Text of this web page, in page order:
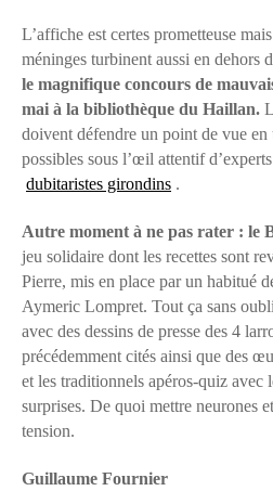
L’affiche est certes prometteuse
méninges turbinent aussi en dehors
le magnifique concours de
mai à la bibliothèque du Haillan.
doivent défendre un point de vue
possibles sous l’œil attentif
dubitaristes girondins .
Autre moment à ne pas rater : le
jeu solidaire dont les recettes sont
Pierre, mis en place par un habitué
Aymeric Lompret. Tout ça sans
avec des dessins de presse des 4
précédemment cités ainsi que des
et les traditionnels apéros-quiz avec
surprises. De quoi mettre neurones
tension.
Guillaume Fournier